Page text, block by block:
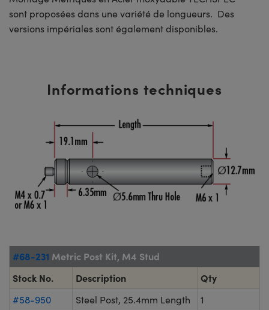
sont proposées dans une variété de longueurs. Des
versions impériales sont également disponibles.
Informations techniques
#68-231 Metric Post Kit, M4 Stud
Stock No.
Description Qty
#58-950 Steel Post, 25.4mm Length
1